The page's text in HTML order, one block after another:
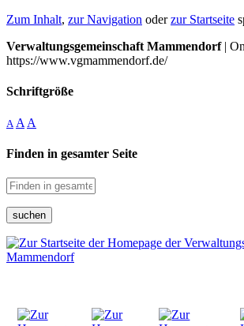
Zum Inhalt, zur Navigation oderzur Startseite
Verwaltungsgemeinschaft Mammendorf|
https://www.vgmammendorf.de/
Schriftgröße
A A A
Finden in gesamter Seite
suchen